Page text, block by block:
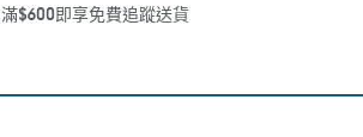
滿$600即享免費追蹤送貨